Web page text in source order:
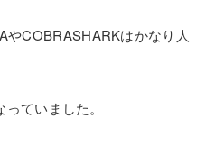
やCOBRASHARKはかなり人
ていました。